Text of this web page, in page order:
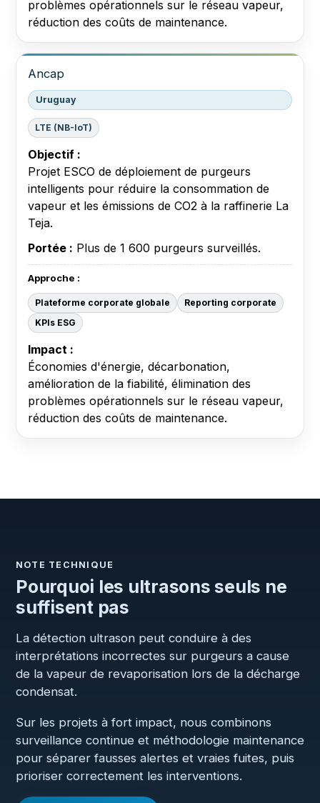
problèmes opérationnels sur le réseau vapeur,
réduction des coûts de maintenance.
Ancap
Uruguay
LTE (NB-IoT)
Objectif :
Projet ESCO de déploiement de purgeurs
intelligents pour réduire la consommation de
vapeur et les émissions de CO2 à la raffinerie La
Teja.
Portée : Plus de 1 600 purgeurs surveillés.
Approche :
Plateforme corporate globale
Reporting corporate
KPIs ESG
Impact :
Économies d'énergie, décarbonation,
amélioration de la fiabilité, élimination des
problèmes opérationnels sur le réseau vapeur,
réduction des coûts de maintenance.
NOTE TECHNIQUE
Pourquoi les ultrasons seuls ne
suffisent pas
La détection ultrason peut conduire à des
interprétations incorrectes sur purgeurs a cause
de la vapeur de revaporisation lors de la décharge
condensat.
Sur les projets à fort impact, nous combinons
surveillance continue et méthodologie maintenance
pour séparer fausses alertes et vraies fuites, puis
prioriser correctement les interventions.